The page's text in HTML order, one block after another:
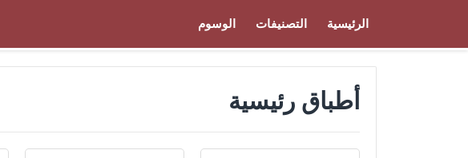
الرئيسية التصنيفات الوسوم
أطباق رئيسية